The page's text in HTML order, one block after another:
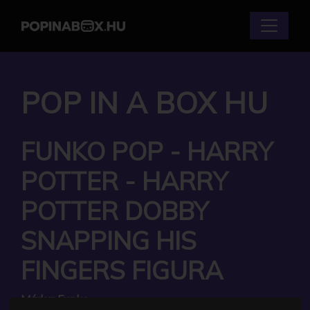
POP IN A BOX HU
FUNKO POP - HARRY
POTTER - HARRY
POTTER DOBBY
SNAPPING HIS
FINGERS FIGURA
Márka: Funko